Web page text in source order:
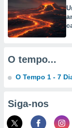
estudos
e
O tempo...
O Tempo 1 - 7
Siga-nos